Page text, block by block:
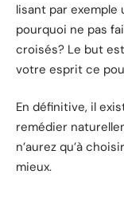
lisant par exemple
pourquoi ne pas
croisés? Le but
votre esprit ce
En définitive, il
remédier
n’aurez qu’à
mieux.